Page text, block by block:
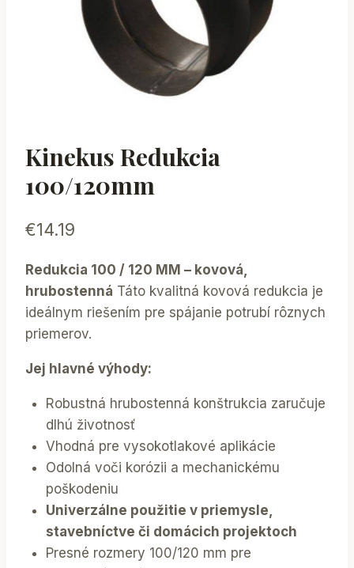
Kinekus Redukcia
100/120mm
€14.19
Redukcia 100 / 120 MM – kovová,
hrubostenná Táto kvalitná kovová redukcia je
ideálnym riešením pre spájanie potrubí rôznych
priemerov.
Jej hlavné výhody:
Robustná hrubostenná konštrukcia zaručuje
dlhú životnosť
Vhodná pre vysokotlakové aplikácie
Odolná voči korózii a mechanickému
poškodeniu
Univerzálne použitie v priemysle,
stavebníctve či domácich projektoch
Presné rozmery 100/120 mm pre